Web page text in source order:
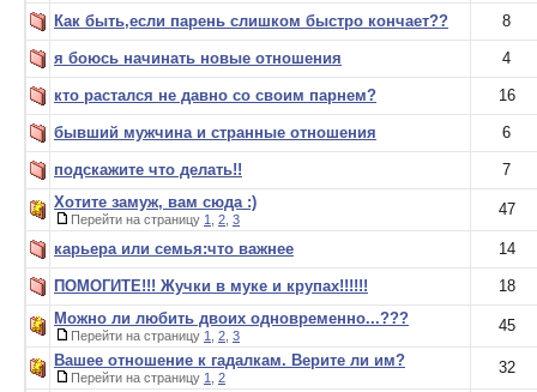
Как быть,если парень слишком быстро кончает?? 8
я боюсь начинать новые отношения 4
кто растался не давно со своим парнем? 16
бывший мужчина и странные отношения 6
подскажите что делать!!
7
Хотите замуж, вам сюда :)
Перейти на страницу 1 2 3
47
карьера или семья:что важнее 14
ПОМОГИТЕ!!! Жучки в муке и крупах!!!!!!
18
Можно ли любить двоих одновременно...???
Перейти на страницу 1 2 3
45
Вашее отношение к гадалкам. Верите ли им?
Перейти на страницу 1 2
32